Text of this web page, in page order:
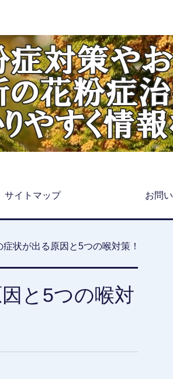
サイトマップ お問
症状が出る原因と5つの喉対策！
と5つの喉対